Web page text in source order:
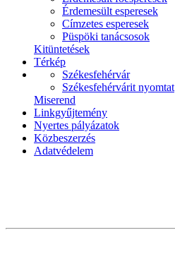
Érdemesült esperesek
Címzetes esperesek
Püspöki tanácsosok
Kitüntetések
Térkép
Székesfehérvár
Székesfehérvárit nyomtat
Miserend
Linkgyűjtemény
Nyertes pályázatok
Közbeszerzés
Adatvédelem